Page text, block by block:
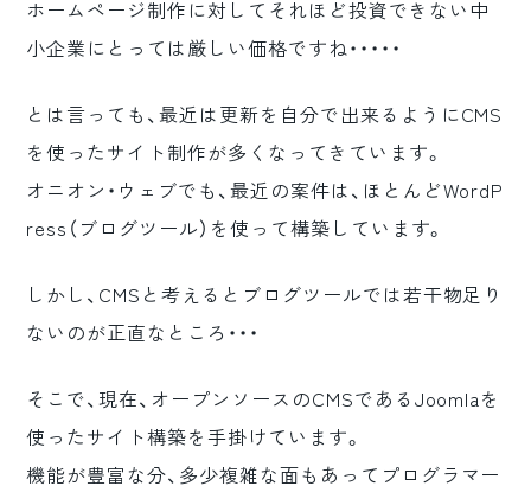
ホームページ制作に対してそれほど投資できない中
小企業にとっては厳しい価格ですね・・・・・
とは言っても、最近は更新を自分で出来るようにCMS
を使ったサイト制作が多くなってきています。
オニオン・ウェブでも、最近の案件は、ほとんどWordP
ress（ブログツール）を使って構築しています。
しかし、CMSと考えるとブログツールでは若干物足り
ないのが正直なところ・・・
そこで、現在、オープンソースのCMSであるJoomlaを
使ったサイト構築を手掛けています。
機能が豊富な分、多少複雑な面もあってプログラマー